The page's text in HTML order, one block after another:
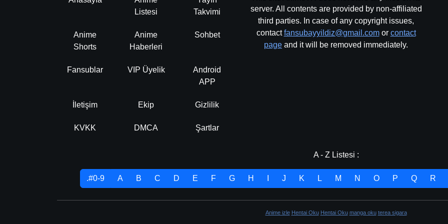
Bölüm No: 23
Listesi
Takvimi
Anime
Shorts
Anime
Haberleri
Sohbet
Fansublar VIP Üyelik
Android
APP
İletişim Ekip Gizlilik
KVKK DMCA Şartlar
server. All contents are provided by non-affiliated
third parties. In case of any copyright issues,
contactfansubayyildiz@gmail.comor contact
page and it will be removed immediately.
A - Z Listesi :
.#0-9 A B C D E F G H J K L M N O P Q R
Anime izle Hentai Oku Hentai Oku manga oku terea sigara